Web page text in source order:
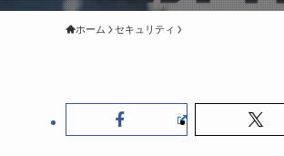
ホーム セキュリティ